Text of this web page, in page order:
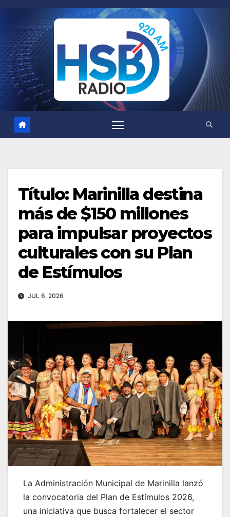
Título: Marinilla destina
más de $150 millones
para impulsar proyectos
culturales con su Plan
de Estímulos
JUL 6, 2026
La Administración Municipal de Marinilla lanzó
la convocatoria del Plan de Estímulos 2026,
una iniciativa que busca fortalecer el sector